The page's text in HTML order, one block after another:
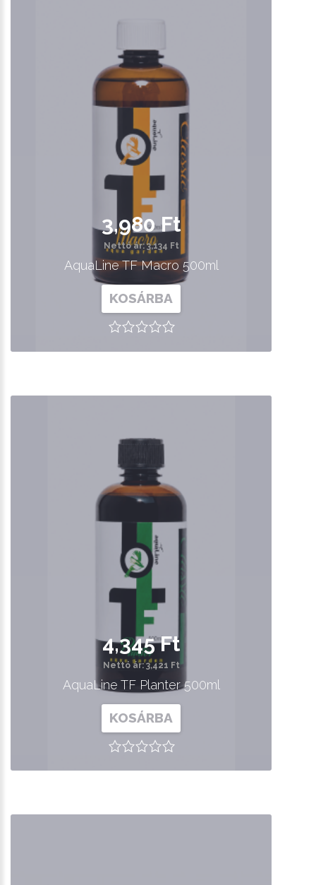
3,980 Ft
Nettó ár: 3,134 Ft
AquaLine TF Macro 500ml
KOSÁRBA
4,345 Ft
Nettó ár: 3,421 Ft
AquaLine TF Planter 500ml
KOSÁRBA